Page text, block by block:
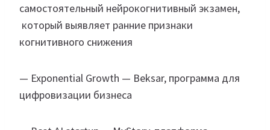
самостоятельный нейрокогнитивный экзамен,
который выявляет ранние признаки
когнитивного снижения
— Exponential Growth — Beksar, программа для
цифровизации бизнеса